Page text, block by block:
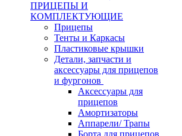
ПРИЦЕПЫ И
КОМПЛЕКТУЮЩИЕ
Прицепы
Тенты и Каркасы
Пластиковые крышки
Детали, запчасти и
аксессуары для прицепов
и фургонов
Аксессуары для
прицепов
Амортизаторы
Аппарели/ Трапы
Борта для прицепов